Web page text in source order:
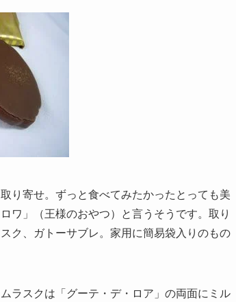
り寄せ。ずっと食べてみたかったとっても美
ワ」（王様のおやつ）と言うそうです。取り
スク、ガトーサブレ。家用に簡易袋入りのもの
ラスクは「グーテ・デ・ロア」の両面にミル